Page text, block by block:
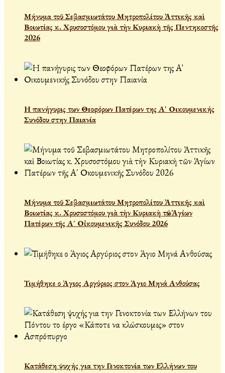
Μήνυμα τοῦ Σεβασμιωτάτου Μητροπολίτου Ἀττικῆς καὶ
Βοιωτίας κ. Χρυσοστόμου γιὰ τὴν Κυριακὴ τῆς Πεντηκοστῆς
2026
Η πανήγυρις των Θεοφόρων Πατέρων της Α' Οικουμενικής
Συνόδου στην Παιανία
Μήνυμα τοῦ Σεβασμιωτάτου Μητροπολίτου Ἀττικῆς καὶ
Βοιωτίας κ. Χρυσοστόμου γιὰ τὴν Κυριακὴ τῶν Ἁγίων
Πατέρων τῆς Α´ Οἰκουμενικῆς Συνόδου 2026
Τιμήθηκε ο Άγιος Αργύριος στον Άγιο Μηνά Ανθούσας
Κατάθεση ψυχής για την Γενοκτονία των Ελλήνων του